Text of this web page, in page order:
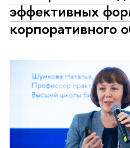
эффективных
корпоративного